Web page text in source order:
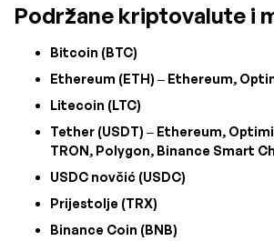
Podržane kriptovalute i
Bitcoin (BTC)
Ethereum (ETH) – Ethereum,
Litecoin (LTC)
Tether (USDT) – Ethereum,
TRON, Polygon, Binance Smart
USDC novčić (USDC)
Prijestolje (TRX)
Binance Coin (BNB)